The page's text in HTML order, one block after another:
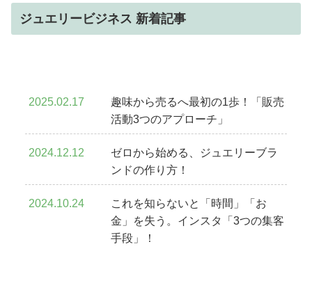
ジュエリービジネス 新着記事
趣味から売るへ最初の1歩！「販売
活動3つのアプローチ」
2025.02.17
ゼロから始める、ジュエリーブラ
ンドの作り方！
2024.12.12
これを知らないと「時間」「お
金」を失う。インスタ「3つの集客
手段」！
2024.10.24